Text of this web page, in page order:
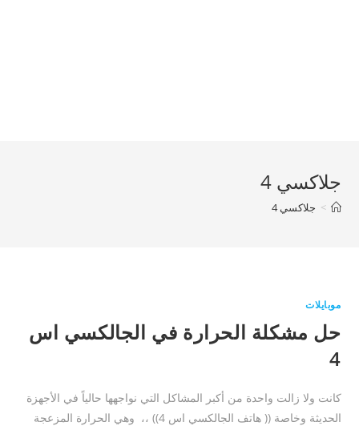
جلاكسي 4
> جلاكسي 4
موبايلات
حل مشكلة الحرارة في الجالكسي اس
4
كانت ولا زالت واحدة من أكبر المشاكل التي نواجهها حالياً في الأجهزة
الحديثة وخاصة (( هاتف الجالكسي اس 4)) ،، وهي الحرارة المزعجة